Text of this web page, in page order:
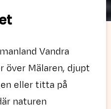
Vandra
över Mälaren, djupt
eller titta på
naturen